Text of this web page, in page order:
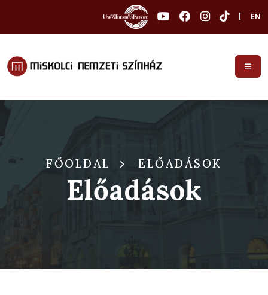
EN
FŐOLDAL ELŐADÁSOK
Előadások